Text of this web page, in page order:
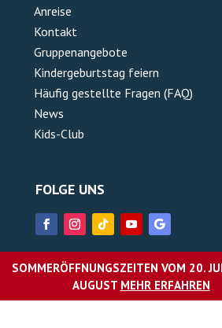
SOMMERÖFFNUNGSZEITEN VOM 20.
AUGUST MEHR ERFAHREN
Anreise
Kontakt
Gruppenangebote
Kindergeburtstag feiern
Häufig gestellte Fragen (FAQ)
News
Kids-Club
FOLGE UNS
UNTERNEHMEN
Über das AquaMagis